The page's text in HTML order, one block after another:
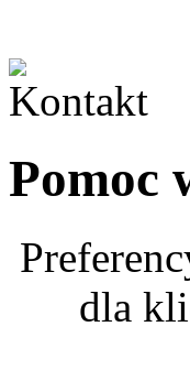
Pomoc
dla